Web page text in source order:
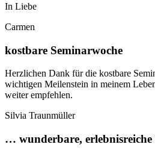
In Liebe
Carmen
kostbare Seminarwoche
Herzlichen Dank für die kostbare
wichtigen Meilenstein in meinem
weiter empfehlen.
Silvia Traunmüller
… wunderbare,